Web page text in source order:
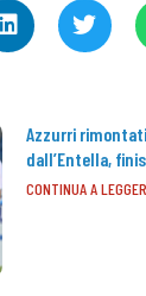
Azzurri
dall’Entella,
CONTINUA A